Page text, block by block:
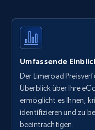
Umfassende
Der Limeroad
Überblick über Ihre
ermöglicht es Ihnen,
identifizieren und zu
beeinträchtigen.